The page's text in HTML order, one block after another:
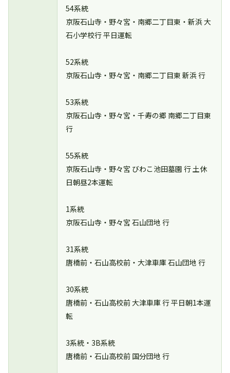
54系統
京阪石山寺・野々宮・南郷二丁目東・新浜 大
石小学校行 平日運転
52系統
京阪石山寺・野々宮・南郷二丁目東 新浜 行
53系統
京阪石山寺・野々宮・千寿の郷 南郷二丁目東
行
55系統
京阪石山寺・野々宮 びわこ池田墓園 行 土休
日朝昼2本運転
1系統
京阪石山寺・野々宮 石山団地 行
31系統
唐橋前・石山高校前・大津車庫 石山団地 行
30系統
唐橋前・石山高校前 大津車庫 行 平日朝1本運
転
3系統・3B系統
唐橋前・石山高校前 国分団地 行